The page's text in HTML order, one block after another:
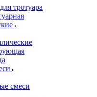
тротуара
смеси